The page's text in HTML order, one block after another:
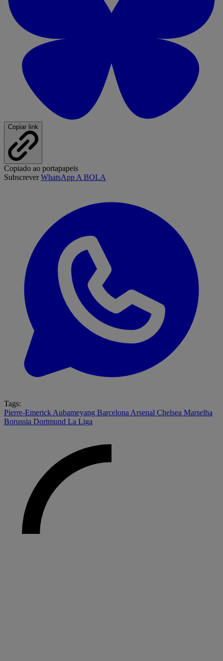
Copiar link
Copiado ao portapapeis
SubscreverWhatsApp A BOLA
Tags:
Pierre-Emerick Aubameyang Barcelona Arsenal Chelsea Marselha
Borussia Dortmund La Liga